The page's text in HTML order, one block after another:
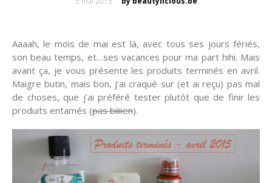
Aaaah, le mois de mai est là, avec tous ses jours fériés,
son beau temps, et…ses vacances pour ma part hihi. Mais
avant ça, je vous présente les produits terminés en avril.
Maigre butin, mais bon, j’ai craqué sur (et ai reçu) pas mal
de choses, que j’ai préféré tester plutôt que de finir les
produits entamés (pas biiiien).